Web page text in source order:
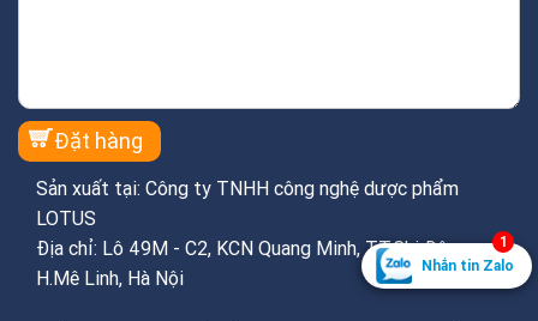
Sản xuất tại: Công ty TNHH công nghệ dược phẩm
LOTUS
Địa chỉ: Lô 49M - C2, KCN Quang Minh, TT.Chi Đông,
H.Mê Linh, Hà Nội
Nhắn tin Zalo
1